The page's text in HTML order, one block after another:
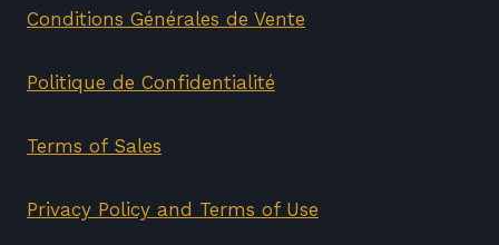
Conditions Générales de Vente
Politique de Confidentialité
Terms of Sales
Privacy Policy and Terms of Use